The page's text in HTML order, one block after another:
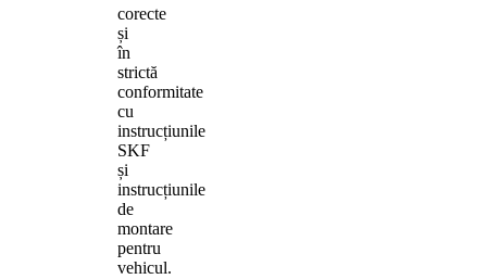
corecte
și
în
strictă
conformitate
cu
instrucțiunile
SKF
și
instrucțiunile
de
montare
pentru
vehicul.